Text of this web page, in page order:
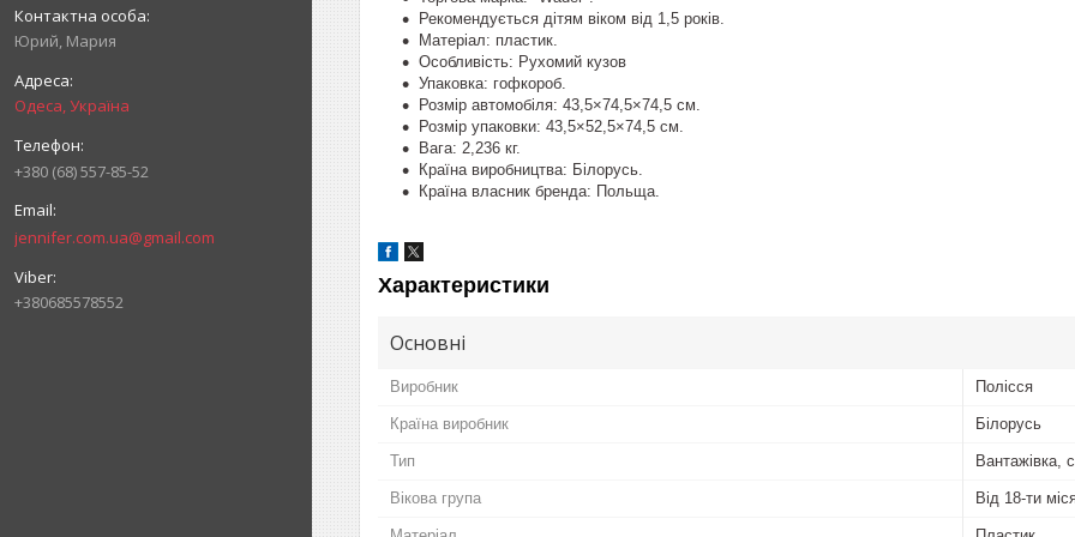
Юрий, Мария
Одеса, Україна
+380 (68) 557-85-52
jennifer.com.ua@gmail.com
+380685578552
Рекомендується дітям віком від 1,5 років.
Матеріал: пластик.
Особливість: Рухомий кузов
Упаковка: гофкороб.
Розмір автомобіля: 43,5×74,5×74,5 см.
Розмір упаковки: 43,5×52,5×74,5 см.
Вага: 2,236 кг.
Країна виробництва: Білорусь.
Країна власник бренда: Польща.
Характеристики
Основні
Виробник Полісся
Країна виробник Білорусь
Тип Вантажівка,
Вікова група Від 18-ти